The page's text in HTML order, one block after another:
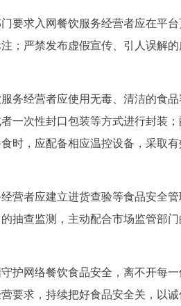
要求入网餐饮服务经营者应在平
；严禁发布虚假宣传、引人误解
务经营者应使用无毒、清洁的食
一次性封口包装等方式进行封装
时，应配备相应温控设备，采取
营者应建立进货查验等食品安全
抽查监测，主动配合市场监管部
护网络餐饮食品安全，离不开每
要求，持续把好食品安全关，以